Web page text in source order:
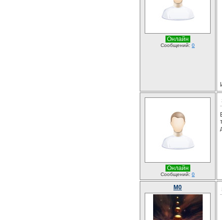
Онлайн
Сообщений: 0
Онлайн
Сообщений: 0
M0